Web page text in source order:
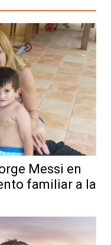
Messi en
familiar a la